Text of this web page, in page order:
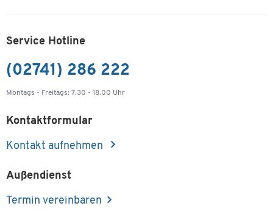
Service Hotline
(02741) 286 222
Montags - Freitags: 7.30 - 18.00 Uhr
Kontaktformular
Kontakt aufnehmen
Außendienst
Termin vereinbaren